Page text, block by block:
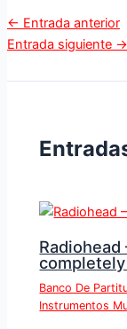
← Entrada anterior
Entrada siguiente →
completely
Banco De
Instrumentos